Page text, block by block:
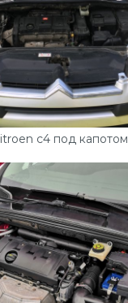
c4 под капотом